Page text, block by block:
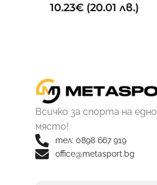
10.23€ (20.01 лв.)
Всичко за спорта на едно
място!
тел: 0898 667 919
office@metasport.bg